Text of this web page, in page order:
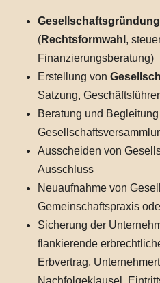
(Rechtsformwahl ,
Finanzierungsberatung)
Erstellung von
Satzung,
Beratung und
Ausscheiden von
Ausschluss
Neuaufnahme von
Gemeinschaftspraxis
Sicherung der
flankierende
Erbvertrag,
Nachfolgeklausel,